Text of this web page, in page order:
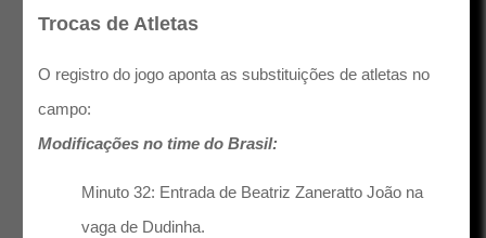
Trocas de Atletas
O registro do jogo aponta as substituições de atletas no
campo:
Modificações no time do Brasil:
Minuto 32: Entrada de Beatriz Zaneratto João na
vaga de Dudinha.